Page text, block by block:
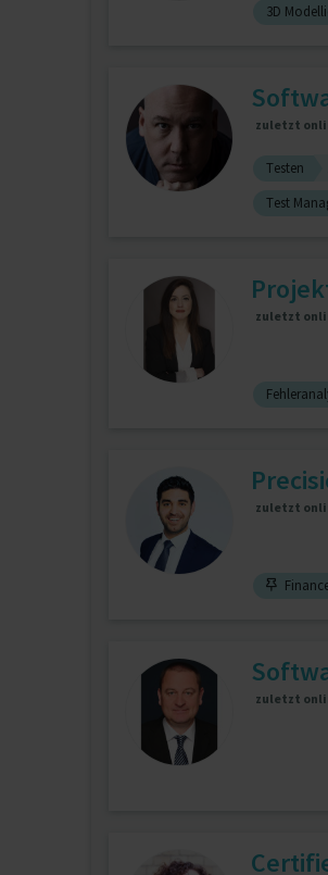
3D
zuletzt
Testen
Test
zuletzt
zuletzt
zuletzt